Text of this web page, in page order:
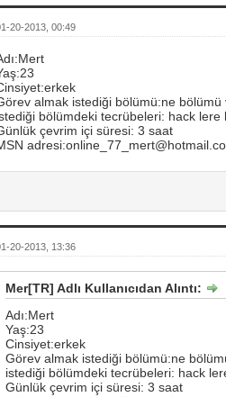
20-2013, 00:49
almak istediği bölümü:ne bölümü
bölümdeki tecrübeleri: hack lere
çevrim içi süresi: 3 saat
20-2013, 13:36
Mer[TR] Adlı Kullanıcıdan Alıntı:
Adı:Mert
Yaş:23
Cinsiyet:erkek
Görev almak istediği bölümü:ne
istediği bölümdeki tecrübeleri: hack
Günlük çevrim içi süresi: 3 saat